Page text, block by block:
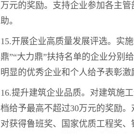
万元的奖励。支持企业参加各主
助。
15.开展企业高质量发展评选。实
鼎”“大力鼎”扶持名单的企业分别
明显的优秀企业和个人给予表彰激
16.提升建筑企业品质。对建筑施
档给予最高不超过30万元的奖励
对获得鲁班奖、国家优质工程奖、